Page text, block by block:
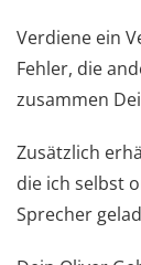
Verdiene ein
Fehler, die
zusammen
Zusätzlich
die ich selbst
Sprecher